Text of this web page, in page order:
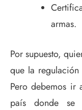
armas.
Por supuesto,
que la regulación
Pero debemos ir
país donde se